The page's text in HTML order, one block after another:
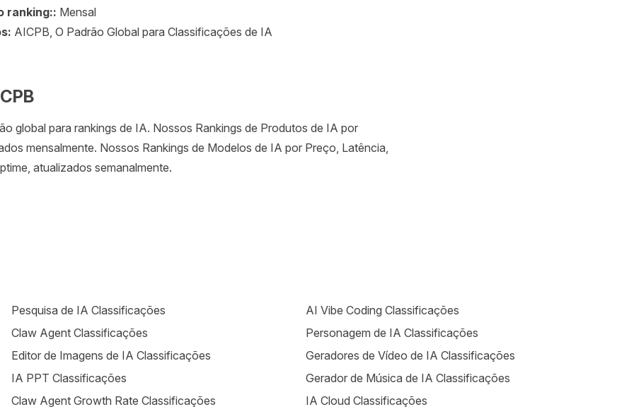
ranking:: Mensal
AICPB, O Padrão Global para Classificações de IA
global para rankings de IA. Nossos Rankings de Produtos de IA por
mensalmente. Nossos Rankings de Modelos de IA por Preço, Latência,
atualizados semanalmente.
Pesquisa de IA Classificações
AI Vibe Coding Classificações
Claw Agent Classificações
Personagem de IA Classificações
Editor de Imagens de IA Classificações
Geradores de Vídeo de IA Classificações
IA PPT Classificações
Gerador de Música de IA Classificações
Claw Agent Growth Rate Classificações IA Cloud Classificações